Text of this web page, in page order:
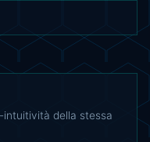
della stessa